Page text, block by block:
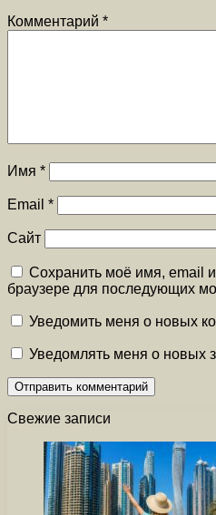
Комментарий *
Имя *
Email *
Сайт
Сохранить моё имя, email
браузере для последующих
Уведомить меня о новых
Уведомлять меня о новых
Свежие записи